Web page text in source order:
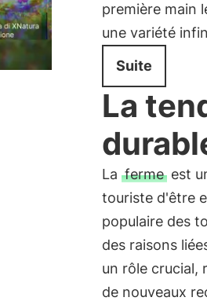
première main
une variété
Suite
La
La fermeest
touriste d'être
populaire des
des raisons
un rôle crucial,
de nouveaux